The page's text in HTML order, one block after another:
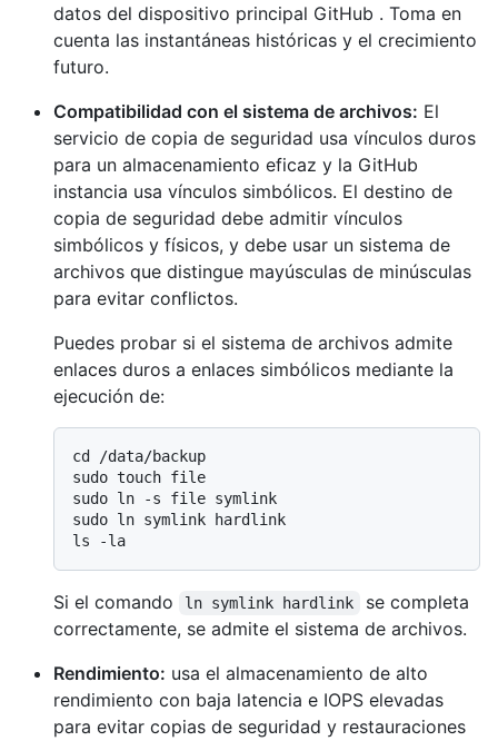
datos del dispositivo principal GitHub . Toma en
cuenta las instantáneas históricas y el crecimiento
futuro.
Compatibilidad con el sistema de archivos: El
servicio de copia de seguridad usa vínculos duros
para un almacenamiento eficaz y la GitHub
instancia usa vínculos simbólicos. El destino de
copia de seguridad debe admitir vínculos
simbólicos y físicos, y debe usar un sistema de
archivos que distingue mayúsculas de minúsculas
para evitar conflictos.
Puedes probar si el sistema de archivos admite
enlaces duros a enlaces simbólicos mediante la
ejecución de:
cd /data/backup
sudo touch file
sudo ln -s file symlink
sudo ln symlink hardlink
Si el comando ln symlink hardlink
se completa
correctamente, se admite el sistema de archivos.
Rendimiento: usa el almacenamiento de alto
rendimiento con baja latencia e IOPS elevadas
para evitar copias de seguridad y restauraciones